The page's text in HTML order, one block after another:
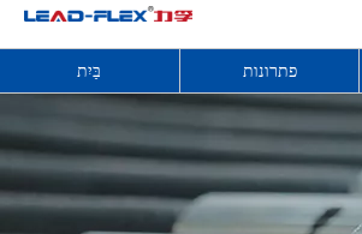
בַּיִת פתרונות